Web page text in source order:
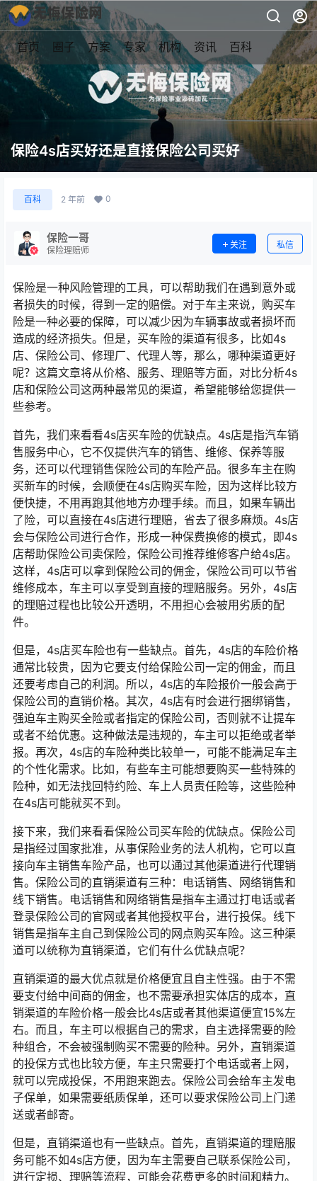
首页 圈子 方案 专家 机构 资讯 百科
保险4s店买好还是直接保险公司买好
百科 2 年前 0
保险一哥
保险理赔师
关注 私信
保险是一种风险管理的工具，可以帮助我们在遇到意外或
者损失的时候，得到一定的赔偿。对于车主来说，购买车
险是一种必要的保障，可以减少因为车辆事故或者损坏而
造成的经济损失。但是，买车险的渠道有很多，比如4s
店、保险公司、修理厂、代理人等，那么，哪种渠道更好
呢？这篇文章将从价格、服务、理赔等方面，对比分析4s
店和保险公司这两种最常见的渠道，希望能够给您提供一
些参考。
首先，我们来看看4s店买车险的优缺点。4s店是指汽车销
售服务中心，它不仅提供汽车的销售、维修、保养等服
务，还可以代理销售保险公司的车险产品。很多车主在购
买新车的时候，会顺便在4s店购买车险，因为这样比较方
便快捷，不用再跑其他地方办理手续。而且，如果车辆出
了险，可以直接在4s店进行理赔，省去了很多麻烦。4s店
会与保险公司进行合作，形成一种保费换修的模式，即4s
店帮助保险公司卖保险，保险公司推荐维修客户给4s店。
这样，4s店可以拿到保险公司的佣金，保险公司可以节省
维修成本，车主可以享受到直接的理赔服务。另外，4s店
的理赔过程也比较公开透明，不用担心会被用劣质的配
件。
但是，4s店买车险也有一些缺点。首先，4s店的车险价格
通常比较贵，因为它要支付给保险公司一定的佣金，而且
还要考虑自己的利润。所以，4s店的车险报价一般会高于
保险公司的直销价格。其次，4s店有时会进行捆绑销售，
强迫车主购买全险或者指定的保险公司，否则就不让提车
或者不给优惠。这种做法是违规的，车主可以拒绝或者举
报。再次，4s店的车险种类比较单一，可能不能满足车主
的个性化需求。比如，有些车主可能想要购买一些特殊的
险种，如无法找回特约险、车上人员责任险等，这些险种
在4s店可能就买不到。
接下来，我们来看看保险公司买车险的优缺点。保险公司
是指经过国家批准，从事保险业务的法人机构，它可以直
接向车主销售车险产品，也可以通过其他渠道进行代理销
售。保险公司的直销渠道有三种：电话销售、网络销售和
线下销售。电话销售和网络销售是指车主通过打电话或者
登录保险公司的官网或者其他授权平台，进行投保。线下
销售是指车主自己到保险公司的网点购买车险。这三种渠
道可以统称为直销渠道，它们有什么优缺点呢？
直销渠道的最大优点就是价格便宜且自主性强。由于不需
要支付给中间商的佣金，也不需要承担实体店的成本，直
销渠道的车险价格一般会比4s店或者其他渠道便宜15%左
右。而且，车主可以根据自己的需求，自主选择需要的险
种组合，不会被强制购买不需要的险种。另外，直销渠道
的投保方式也比较方便，车主只需要打个电话或者上网，
就可以完成投保，不用跑来跑去。保险公司会给车主发电
子保单，如果需要纸质保单，还可以要求保险公司上门递
送或者邮寄。
但是，直销渠道也有一些缺点。首先，直销渠道的理赔服
务可能不如4s店方便，因为车主需要自己联系保险公司，
进行定损、理赔等流程，可能会花费更多的时间和精力。